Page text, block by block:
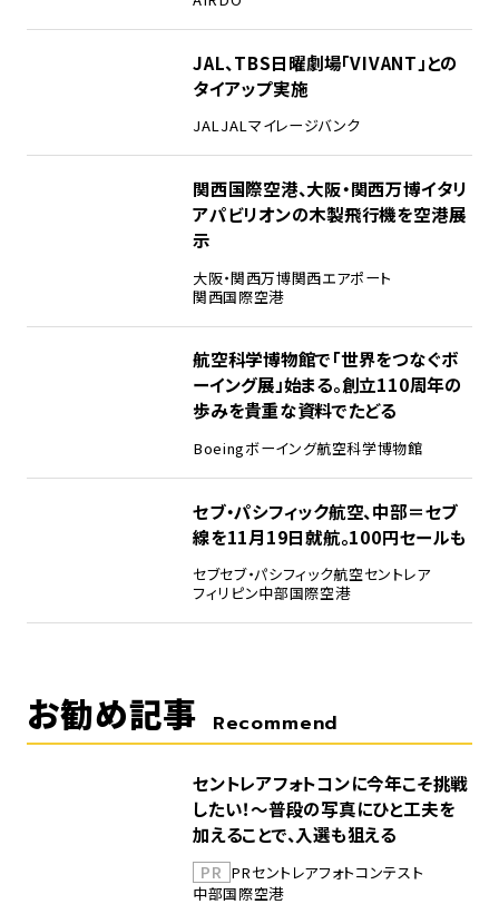
JAL、TBS日曜劇場「VIVANT」との
タイアップ実施
JALJALマイレージバンク
関西国際空港、大阪・関西万博イタリ
アパビリオンの木製飛行機を空港展
示
大阪・関西万博関西エアポート
関西国際空港
航空科学博物館で「世界をつなぐボ
ーイング展」始まる。創立110周年の
歩みを貴重な資料でたどる
Boeingボーイング航空科学博物館
セブ・パシフィック航空、中部＝セブ
線を11月19日就航。100円セールも
セブセブ・パシフィック航空セントレア
フィリピン中部国際空港
お勧め記事 Recommend
セントレアフォトコンに今年こそ挑戦
したい！～普段の写真にひと工夫を
加えることで、入選も狙える
PR PRセントレアフォトコンテスト
中部国際空港